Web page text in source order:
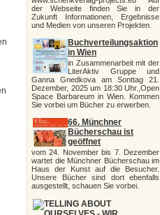
der Webseite finden Sie in der
Zukunft Informationen, Ergebnisse
und Medien von unseren Projekten.
Buchverteilungsaktion
in Wien
in Zusammenarbeit mit der
LiterAktiv Gruppe und
Ganna Gnedkova am Sonttag 21.
Dezember, 2025 um 18:30 Uhr.,Open
Space Barbareum in Wien. Kommen
Sie vorbei um Bücher zu erwerben.
66. Münchner
Bücherschau ist
geöffnet
vom 24. November bis 7. Dezember
wartet die Münchner Bücherschau im
Haus der Kunst auf die Besucher.
Unsere Bücher sind dort ebenfalls
ausgestellt, schauen Sie vorbei.